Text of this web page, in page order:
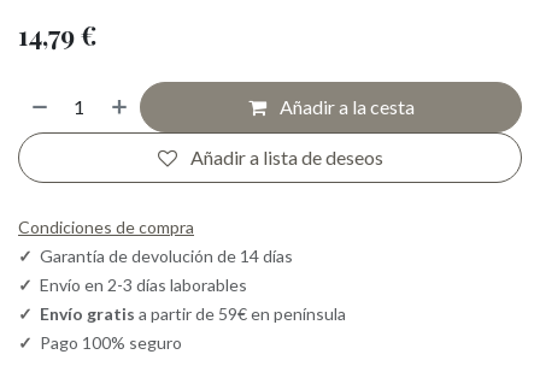
14,79€
Añadir a la cesta
Añadir a lista de deseos
Condiciones de compra
✓ Garantía de devolución de 14 días
✓ Envío en 2-3 días laborables
✓ Envío gratis a partir de 59€ en península
✓ Pago 100% seguro